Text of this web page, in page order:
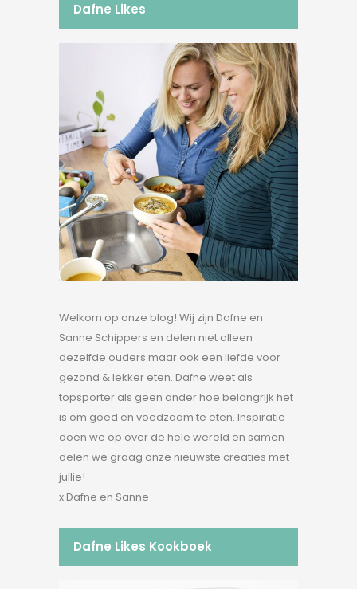
Dafne Likes
Welkom op onze blog! Wij zijn Dafne en
Sanne Schippers en delen niet alleen
dezelfde ouders maar ook een liefde voor
gezond & lekker eten. Dafne weet als
topsporter als geen ander hoe belangrijk het
is om goed en voedzaam te eten. Inspiratie
doen we op over de hele wereld en samen
delen we graag onze nieuwste creaties met
jullie!
x Dafne en Sanne
Dafne Likes Kookboek